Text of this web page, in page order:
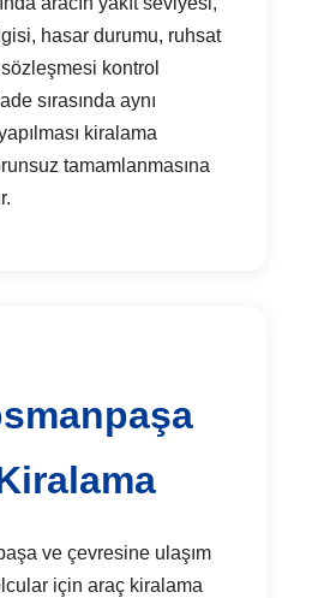
hasar durumu, ruhsat
kontrol
sırasında aynı
kiralama
tamamlanmasına
ve çevresine ulaşım
için araç kiralama